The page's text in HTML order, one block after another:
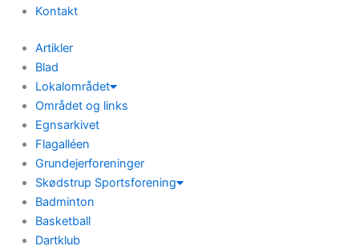
Kontakt
Artikler
Blad
Lokalområdet
Området og links
Egnsarkivet
Flagalléen
Grundejerforeninger
Skødstrup Sportsforening
Badminton
Basketball
Dartklub